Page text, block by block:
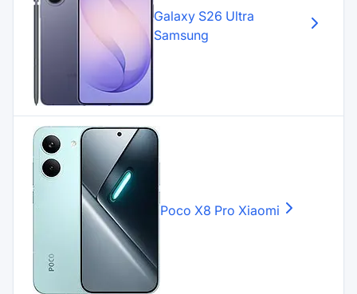
Galaxy S26 Ultra
Samsung
Poco X8 Pro Xiaomi